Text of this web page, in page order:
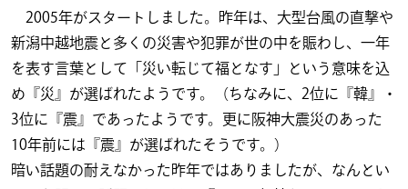
2005年がスタートしました。昨年は、大型台風の直撃や
新潟中越地震と多くの災害や犯罪が世の中を賑わし、一年
を表す言葉として「災い転じて福となす」という意味を込
め『災』が選ばれたようです。（ちなみに、2位に『韓』・
3位に『震』であったようです。更に阪神大震災のあった
10年前には『震』が選ばれたそうです。）
暗い話題の耐えなかった昨年ではありましたが、なんとい